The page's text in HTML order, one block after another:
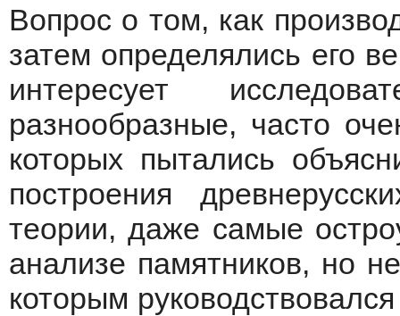
Вопрос о том, как
затем определялись его
интересует
разнообразные, часто
которых пытались
построения
теории, даже самые
анализе памятников, но
которым